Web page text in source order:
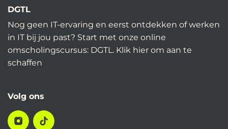
DGTL
Nog geen IT-ervaring en eerst ontdekken of werken
in IT bij jou past? Start met onze online
omscholingscursus: DGTL. Klik hier om aan te
schaffen
Volg ons